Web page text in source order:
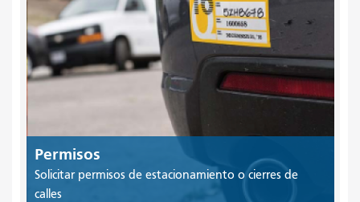
Permisos
Solicitar permisos de estacionamiento o cierres de
calles